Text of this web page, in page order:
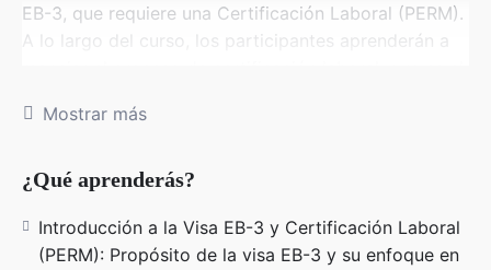
EB-3, que requiere una Certificación Laboral (PERM).
A lo largo del curso, los participantes aprenderán a
Estados Unidos. El curso cubre desde los requisitos
para cumplir con los estándares de aprobación del
Detalles del Curso
Mostrar más
¿Qué aprenderás?
Introducción a la Visa EB-3 y Certificación Laboral
(PERM): Propósito de la visa EB-3 y su enfoque en